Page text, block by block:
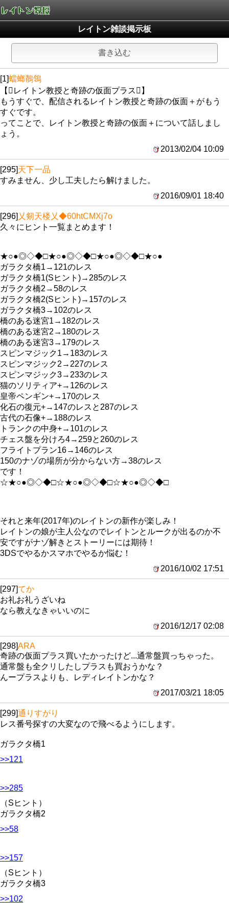
レイトン雑談掲示板
書き込む
[1]蟷螂鶺鴒
【レイトン教授と奇跡の仮面プラス】
もうすぐで、配信されるレイトン教授と奇跡の仮面＋がもう
すぐです。
ってことで、レイトン教授と奇跡の仮面＋について話しまし
ょう。
2013/02/04 10:09
[295]天下一品
すみません、少し工夫したら解けました。
2016/09/01 18:40
[296] 乂剱天楼乂◆60htCMXj7o
久々にヒント一覧まとめます！
★○●◎◇◆□★○●◎◇◆□★○●◎◇◆□★○●
ガラクタ橋1→121のレス
ガラクタ橋1(Sヒント)→285のレス
ガラクタ橋2→58のレス
ガラクタ橋2(Sヒント)→157のレス
ガラクタ橋3→102のレス
橋のある迷宮1→182のレス
橋のある迷宮2→180のレス
橋のある迷宮3→179のレス
スピンマジック1→183のレス
スピンマジック2→227のレス
スピンマジック3→233のレス
猫のソリティア+→126のレス
皇帝ペンギン+→170のレス
化石の復元+→147のレスと287のレス
古代の石像+→188のレス
トランクの中身+→101のレス
チェス盤を分けろ4→259と260のレス
フライトプラン16→146のレス
150のナゾの場所が分からない方→38のレス
です！
☆★○●◎◇◆□☆★○●◎◇◆□☆★○●◎◇◆□
それと来年(2017年)のレイトンの新作が楽しみ！
レイトンの娘が主人公なのでレイトンとルークが出るのか不
安ですがナゾ解きとストーリーには期待！
3DSでやるかスマホでやるか悩む！
2016/10/02 17:51
[297]てか
お礼お礼うざいね
なら教えなきゃいいのに
2016/12/17 02:08
[298]ARA
奇跡の仮面プラス買いたかったけど...通常盤買っちゃった。
通常盤も全クリしたしプラスも買おうかな？
んープラスよりも、レディレイトンかな？
2017/03/21 18:05
[299]通りすがり
レス番号探すの大変なので飛べるようにします。
ガラクタ橋1
>>121
>>285
（Sヒント）
ガラクタ橋2
>>58
>>157
（Sヒント）
ガラクタ橋3
>>102